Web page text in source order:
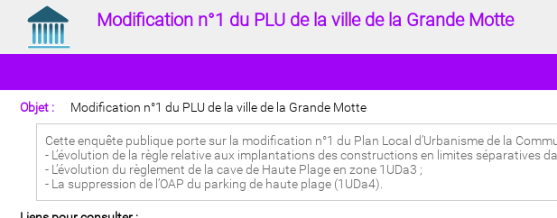
Modification n°1 du PLU de la ville de la Grande Motte
Objet : Modification n°1 du PLU de la ville de la Grande Motte
Cette enquête publique porte sur la modification n°1 du Plan Local d’Urbanisme de la
- L’évolution de la règle relative aux implantations des constructions en limites séparatives
- L’évolution du règlement de la cave de Haute Plage en zone 1UDa3 ;
- La suppression de l’OAP du parking de haute plage (1UDa4).